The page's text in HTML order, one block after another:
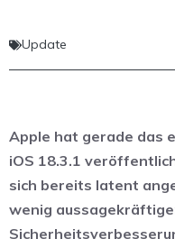
Update
Apple hat gerade das
iOS 18.3.1
sich bereits latent
wenig